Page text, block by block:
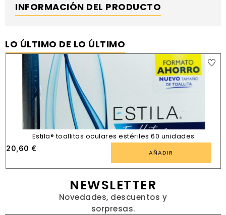
INFORMACIÓN DEL PRODUCTO
LO ÚLTIMO DE LO ÚLTIMO
Estila® toallitas oculares estériles 60 unidades
20,60 € AÑADIR
NEWSLETTER
Novedades, descuentos y
sorpresas.